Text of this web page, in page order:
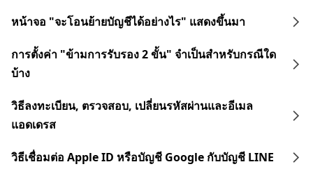
หน้าจอ "จะโอนย้ายบัญชีได้อย่างไร" แสดงขึ้นมา
การตั้งค่า "ข้ามการรับรอง 2 ขั้น" จำเป็นสำหรับกรณีใด
บ้าง
วิธีลงทะเบียน, ตรวจสอบ, เปลี่ยนรหัสผ่านและอีเมล
แอดเดรส
วิธีเชื่อมต่อ Apple ID หรือบัญชี Google กับบัญชี LINE